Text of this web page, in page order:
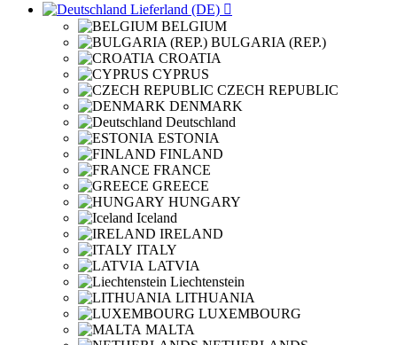
Lieferland (DE) 
BELGIUM
BULGARIA (REP.)
CROATIA
CYPRUS
CZECH REPUBLIC
DENMARK
Deutschland
ESTONIA
FINLAND
FRANCE
GREECE
HUNGARY
Iceland
IRELAND
ITALY
LATVIA
Liechtenstein
LITHUANIA
LUXEMBOURG
MALTA